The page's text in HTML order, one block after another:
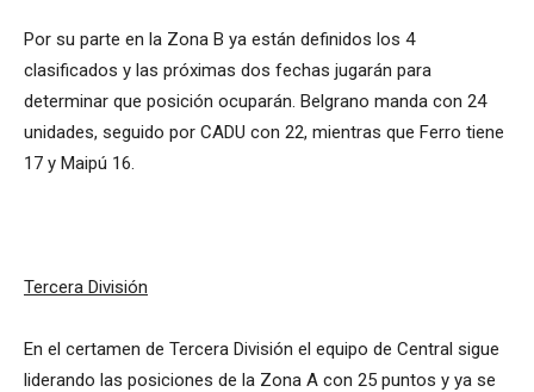
Por su parte en la Zona B ya están definidos los 4
clasificados y las próximas dos fechas jugarán para
determinar que posición ocuparán. Belgrano manda con 24
unidades, seguido por CADU con 22, mientras que Ferro tiene
17 y Maipú 16.
Tercera División
En el certamen de Tercera División el equipo de Central sigue
liderando las posiciones de la Zona A con 25 puntos y ya se